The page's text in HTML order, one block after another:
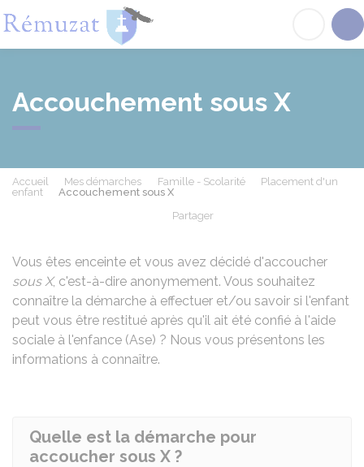
Accouchement sous X
Accueil Mes démarches Famille - Scolarité
Placement d'un
enfant
Accouchement sous X
Partager
Vous êtes enceinte et vous avez décidé d'accoucher
sous X, c'est-à-dire anonymement. Vous souhaitez
connaître la démarche à effectuer et/ou savoir si l'enfant
peut vous être restitué après qu'il ait été confié à l'aide
sociale à l'enfance (Ase) ? Nous vous présentons les
informations à connaître.
Quelle est la démarche pour
accoucher sous X ?